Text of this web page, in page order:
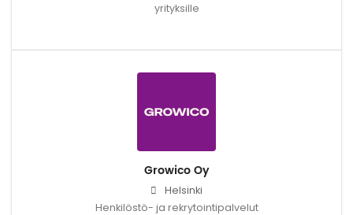
yrityksille
Growico Oy
Helsinki
Henkilöstö- ja rekrytointipalvelut